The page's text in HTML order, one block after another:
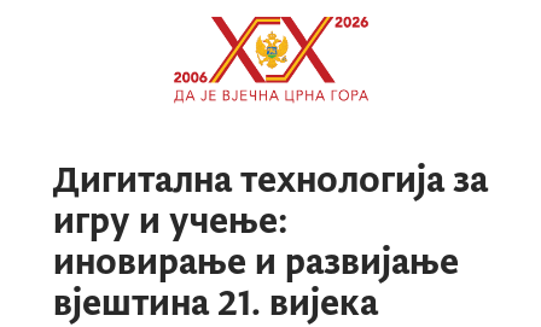
Дигитална технологија за
игру и учење:
иновирање и развијање
вјештина 21. вијека